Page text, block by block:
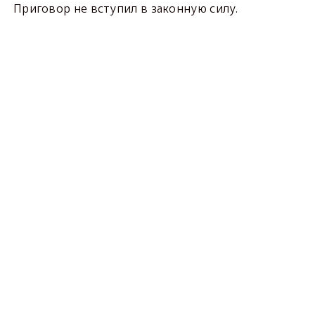
Приговор не вступил в законную силу.